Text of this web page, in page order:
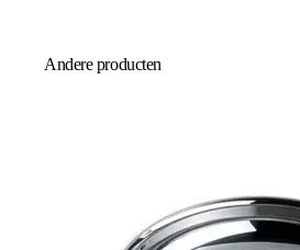
Andere producten